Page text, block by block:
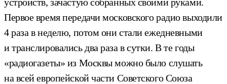
Первое время передачи московского радио выходили
4 раза в неделю, потом они стали ежедневными
и транслировались два раза в сутки. В те годы
«радиогазеты» из Москвы можно было слушать
на всей европейской части Советского Союза